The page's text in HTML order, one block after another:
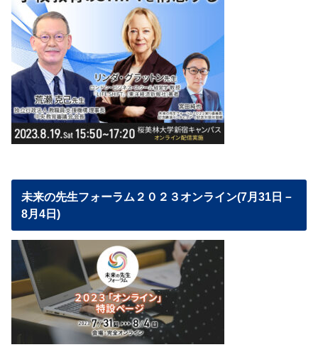
未来の先生フォーラム２０２３オンライン(7月31日－
8月4日)